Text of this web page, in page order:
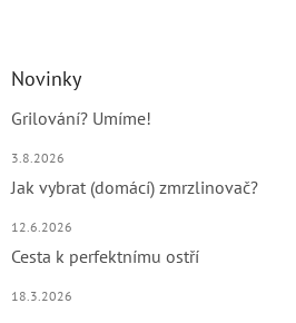
Novinky
Grilování? Umíme!
3.8.2026
Jak vybrat (domácí) zmrzlinovač?
12.6.2026
Cesta k perfektnímu ostří
18.3.2026